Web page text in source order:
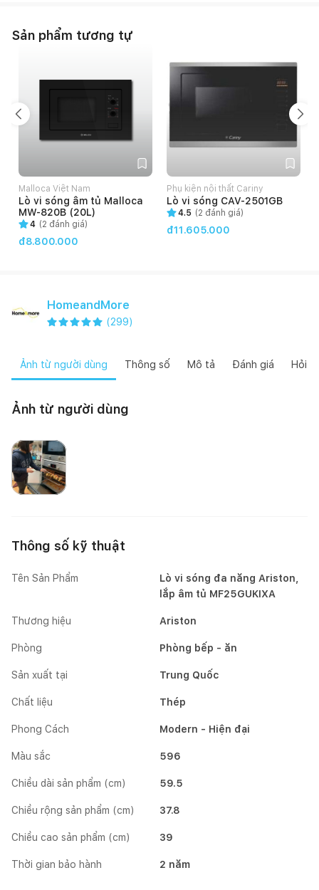
Sản phẩm tương tự
Malloca Việt Nam
Lò vi sóng âm tủ Malloca
MW-820B (20L)
4 (2 đánh giá)
đ8.800.000
Phụ kiện nội thất Cariny
Lò vi sóng CAV-2501GB
4.5 (2 đánh giá)
đ11.605.000
HomeandMore
(299)
Ảnh từ người dùng Thông số Mô tả Đánh giá Hỏi
Ảnh từ người dùng
Nguyễn Quang Tiệp
Thông số kỹ thuật
Tên Sản Phẩm
Lò vi sóng đa năng Ariston,
lắp âm tủ MF25GUKIXA
Thương hiệu Ariston
Phòng Phòng bếp - ăn
Sản xuất tại Trung Quốc
Chất liệu Thép
Phong Cách Modern - Hiện đại
Màu sắc 596
Chiều dài sản phẩm (cm) 59.5
Chiều rộng sản phẩm (cm) 37.8
Chiều cao sản phẩm (cm) 39
Thời gian bảo hành 2 năm